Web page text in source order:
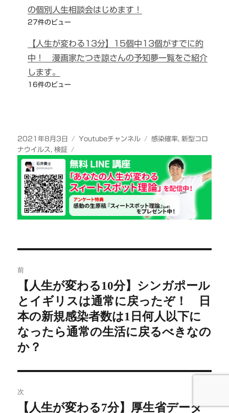
の個別人生相談会はじめます！
27件のビュー
【人生が変わる13分】15個中13個がすでに的
中！ 漫画家たつき諒さんの予知夢一覧をご紹介
します。
16件のビュー
投
稿
日:
2021年8月3日
カ
ゴ
リ
ー
Youtubeチャンネル
タ
感染確率 ,新型コロ
ナウイルス
,検証
稿
ナ
ビ
ゲ
ー
シ
前
の
投
稿:
【人生が変わる10分】シンガポール
とイギリスは通常に戻ったぞ！ 日
本の新規感染者数は1日何人以下に
なったら通常の生活に戻るべきなの
か？
次
【人生が変わる7分】厚生省データ